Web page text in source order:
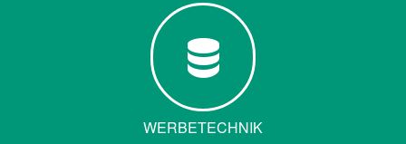
WERBETECHNIK